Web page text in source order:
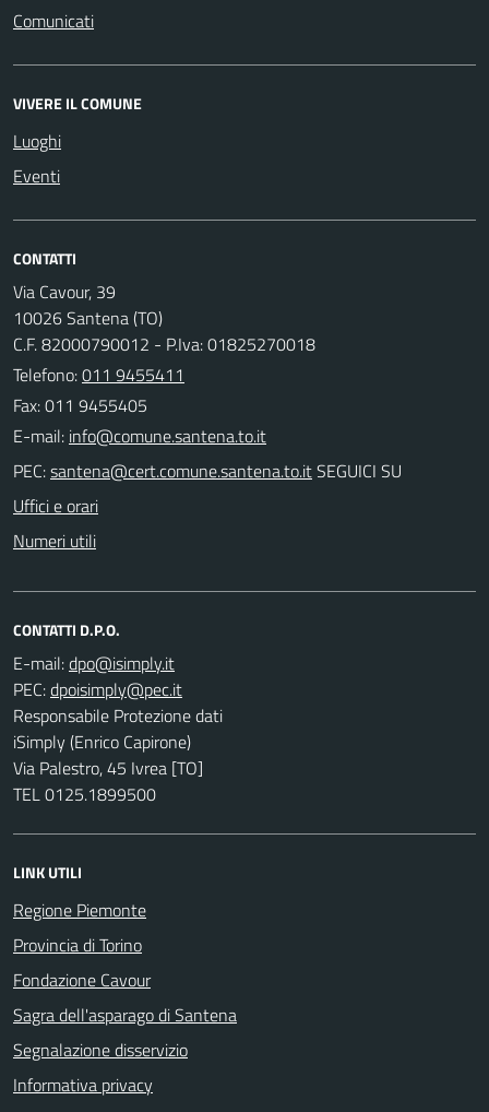
Comunicati
VIVERE IL COMUNE
Luoghi
Eventi
CONTATTI
Via Cavour, 39
10026 Santena (TO)
C.F. 82000790012 - P.Iva: 01825270018
Telefono:011 9455411
Fax: 011 9455405
E-mail:
PEC:
SEGUICI SU
Uffici e orari
Numeri utili
CONTATTI D.P.O.
E-mail:
PEC:
Responsabile Protezione dati
iSimply (Enrico Capirone)
Via Palestro, 45 Ivrea [TO]
TEL 0125.1899500
LINK UTILI
Regione Piemonte
Provincia di Torino
Fondazione Cavour
Sagra dell'asparago di Santena
Segnalazione disservizio
Informativa privacy